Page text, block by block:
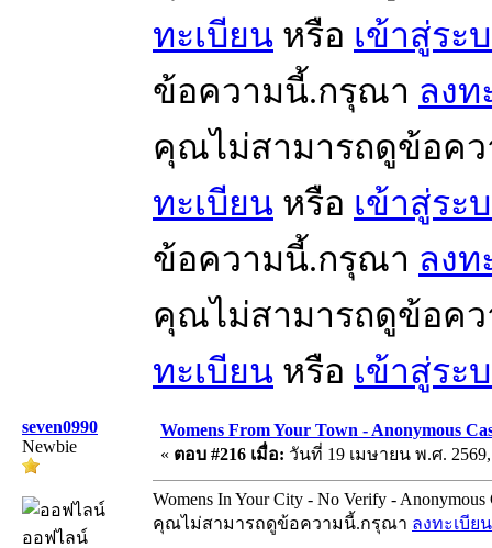
ทะเบียน หรือ เข้าสู่ระ
ข้อความนี้.กรุณา ลงท
คุณไม่สามารถดูข้อค
ทะเบียน หรือ เข้าสู่ระ
ข้อความนี้.กรุณา ลงท
คุณไม่สามารถดูข้อค
ทะเบียน หรือ เข้าสู่ระ
seven0990
Newbie
ออฟไลน์
Womens From Your Town - Anonymous
« ตอบ #216 เมื่อ: วันที่ 19 เมษายน พ.ศ. 2569,
Womens In Your City - No Verify - Anonymous
คุณไม่สามารถดูข้อความนี้.กรุณา ลงทะเบียน